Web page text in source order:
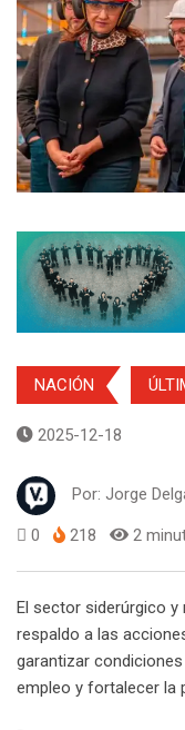
NACIÓN
2025-12-18
Por: Jorge
0 218 2
El sector siderúrgico
respaldo a las
garantizar
empleo y fortalecer la